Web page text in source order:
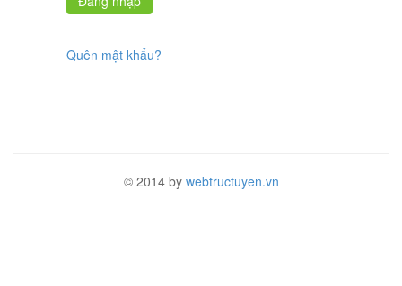
Quên mật khẩu?
© 2014 by webtructuyen.vn